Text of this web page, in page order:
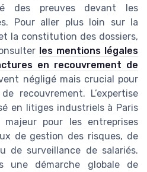
des preuves devant les
Pour aller plus loin sur la
la constitution des dossiers,
les mentions légales
en recouvrement de
négligé mais crucial pour
recouvrement. L’expertise
en litiges industriels à Paris
pour les entreprises
de gestion des risques, de
de surveillance de salariés.
une démarche globale de